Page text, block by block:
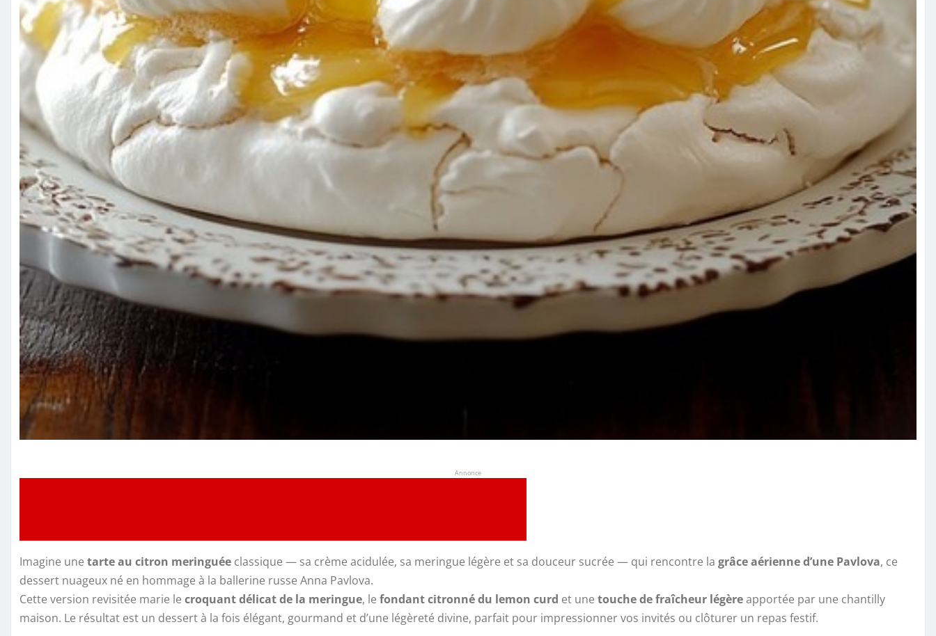
Annonce
Imagine une tarte au citron meringuée classique — sa crème acidulée, sa meringue légère et sa douceur sucrée — qui rencontre la grâce aérienne d’une Pavlova, ce
dessert nuageux né en hommage à la ballerine russe Anna Pavlova.
Cette version revisitée marie le croquant délicat de la meringue, le fondant citronné du lemon curd et une touche de fraîcheur légèreapportée par une chantilly
maison. Le résultat est un dessert à la fois élégant, gourmand et d’une légèreté divine, parfait pour impressionner vos invités ou clôturer un repas festif.